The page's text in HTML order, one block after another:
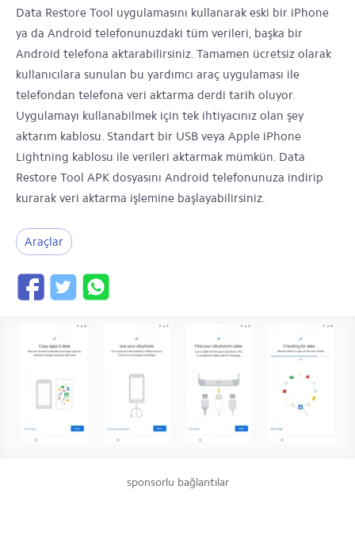
Data Restore Tool uygulamasını kullanarak eski bir iPhone
ya da Android telefonunuzdaki tüm verileri, başka bir
Android telefona aktarabilirsiniz. Tamamen ücretsiz olarak
kullanıcılara sunulan bu yardımcı araç uygulaması ile
telefondan telefona veri aktarma derdi tarih oluyor.
Uygulamayı kullanabilmek için tek ihtiyacınız olan şey
aktarım kablosu. Standart bir USB veya Apple iPhone
Lightning kablosu ile verileri aktarmak mümkün. Data
Restore Tool APK dosyasını Android telefonunuza indirip
kurarak veri aktarma işlemine başlayabilirsiniz.
Araçlar
sponsorlu bağlantılar